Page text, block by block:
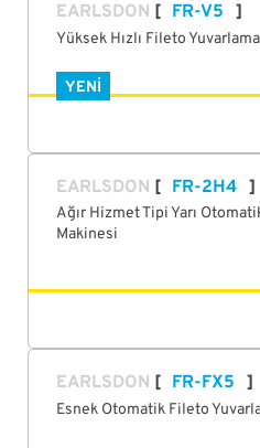
EARLSDON FR-V5
Yüksek Hızlı Fileto
YENI
EARLSDON FR-2H4
Ağır Hizmet Tipi Yarı
Makinesi
EARLSDON FR-FX5
Esnek Otomatik Fileto